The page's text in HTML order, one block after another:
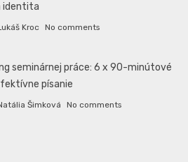
identita
Kroc No comments
seminárnej práce: 6 x 90-minútové
písanie
Šimková No comments